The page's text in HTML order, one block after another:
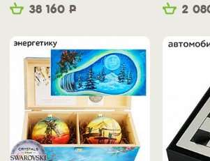
38 160 Р 2